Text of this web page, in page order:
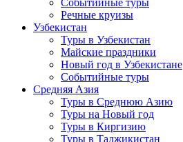
Речные круизы
Узбекистан
Туры в Узбекистан
Майские праздники
Новый год в Узбекистане
Событийные туры
Средняя Азия
Туры в Среднюю Азию
Туры на Новый год
Туры в Киргизию
Туры в Таджикистан